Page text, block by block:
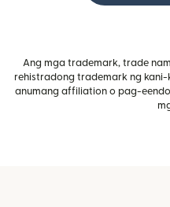
Ang mga trademark, trade
rehistradong trademark ng
anumang affiliation o pag-